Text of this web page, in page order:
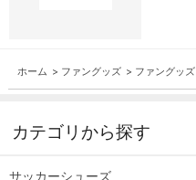
ホーム > ファングッズ > ファングッズ
カテゴリから探す
サッカーシューズ